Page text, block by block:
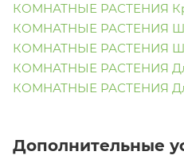
КОМНАТНЫЕ РАСТЕНИЯ
КОМНАТНЫЕ РАСТЕНИЯ
КОМНАТНЫЕ РАСТЕНИЯ
КОМНАТНЫЕ РАСТЕНИЯ
КОМНАТНЫЕ РАСТЕНИЯ
Дополнительные